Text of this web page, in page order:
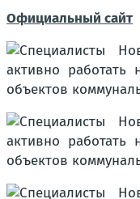
Официальный сайт